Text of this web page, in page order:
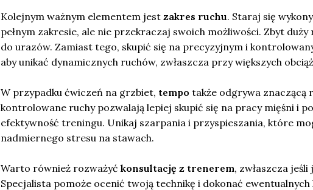
Kolejnym ważnym elementem jest zakres ruchu. Staraj się
pełnym zakresie, ale nie przekraczaj swoich możliwości. Zbyt
do urazów. Zamiast tego, skupić się na precyzyjnym i
aby unikać dynamicznych ruchów, zwłaszcza przy większych
W przypadku ćwiczeń na grzbiet, tempo także odgrywa znaczącą
kontrolowane ruchy pozwalają lepiej skupić się na pracy mięśni i
efektywność treningu. Unikaj szarpania i przyspieszania, które
nadmiernego stresu na stawach.
Warto również rozważyć konsultację z trenerem, zwłaszcza
Specjalista pomoże ocenić twoją technikę i dokonać ewentualnych